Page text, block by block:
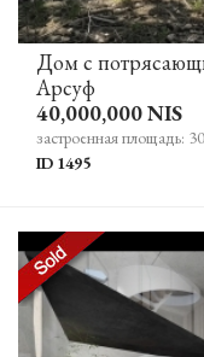
Дом с
Арсуф
40,000,000 NIS
застроенная площадь:
ID 1495